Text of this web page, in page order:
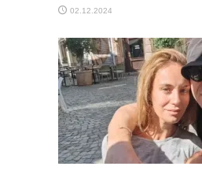
02.12.2024